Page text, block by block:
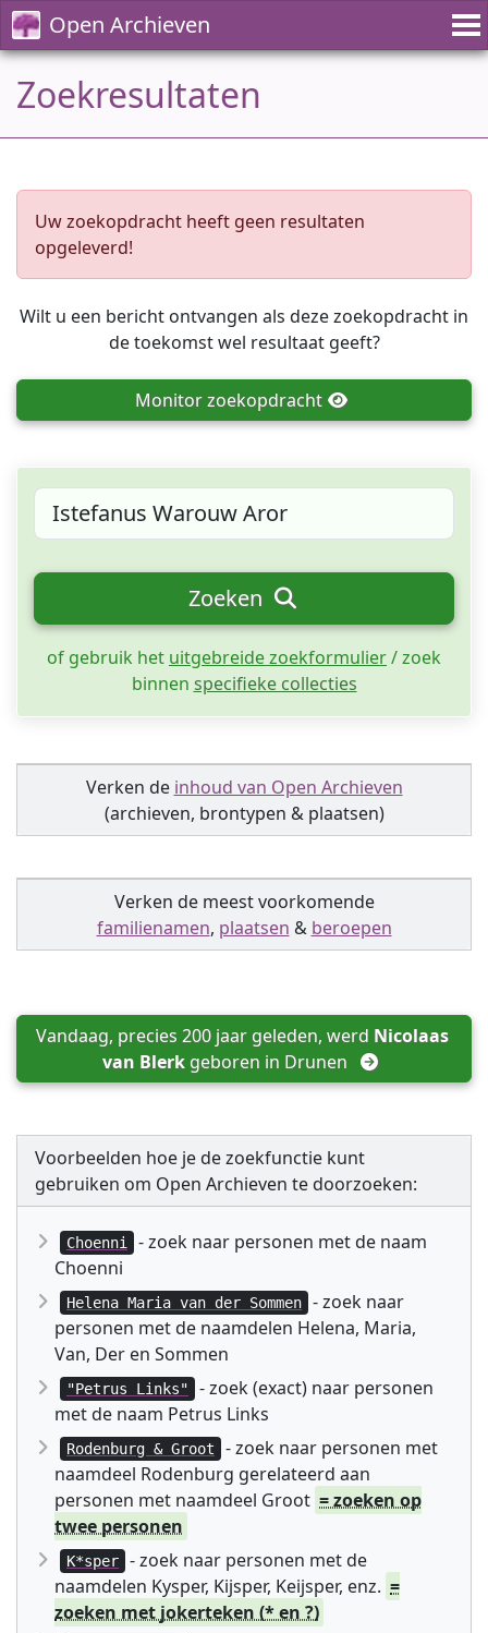
Open Archieven
Zoekresultaten
Uw zoekopdracht heeft geen resultaten
opgeleverd!
Wilt u een bericht ontvangen als deze zoekopdracht in
de toekomst wel resultaat geeft?
Monitorzoekopdracht
Zoeken
of gebruik het uitgebreide zoekformulier/ zoek
binnen specifieke collecties
Verken de inhoud van Open Archieven
(archieven, brontypen & plaatsen)
Verken de meest voorkomende
familienamen, plaatsen & beroepen
Vandaag, precies 200 jaar geleden, werd Nicolaas
van Blerk geboren in Drunen
Voorbeelden hoe je de zoekfunctie kunt
gebruiken om Open Archieven te doorzoeken:
Choenni
- zoek naar personen met de naam
Choenni
Helena Maria van der Sommen
- zoek naar
personen met de naamdelen Helena, Maria,
Van, Der en Sommen
"Petrus Links"
- zoek (exact) naar personen
met de naam Petrus Links
Rodenburg & Groot
- zoek naar personen met
naamdeel Rodenburg gerelateerd aan
personen met naamdeel Groot = zoeken op
twee personen
K*sper
- zoek naar personen met de
naamdelen Kysper, Kijsper, Keijsper, enz. =
zoeken met jokerteken (* en ?)